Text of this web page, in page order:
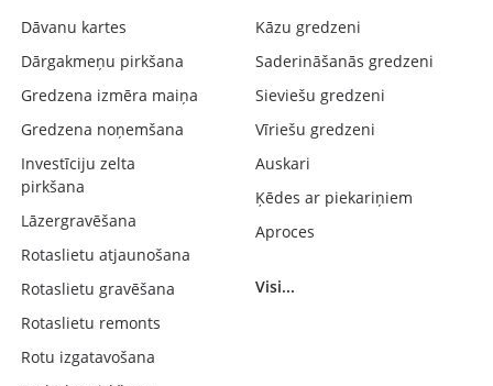
Dāvanu kartes
Dārgakmeņu pirkšana
Gredzena izmēra maiņa
Gredzena noņemšana
Investīciju zelta
pirkšana
Lāzergravēšana
Rotaslietu atjaunošana
Rotaslietu gravēšana
Rotaslietu remonts
Rotu izgatavošana
Kāzu gredzeni
Saderināšanās gredzeni
Sieviešu gredzeni
Vīriešu gredzeni
Auskari
Ķēdes ar piekariņiem
Aproces
Visi...